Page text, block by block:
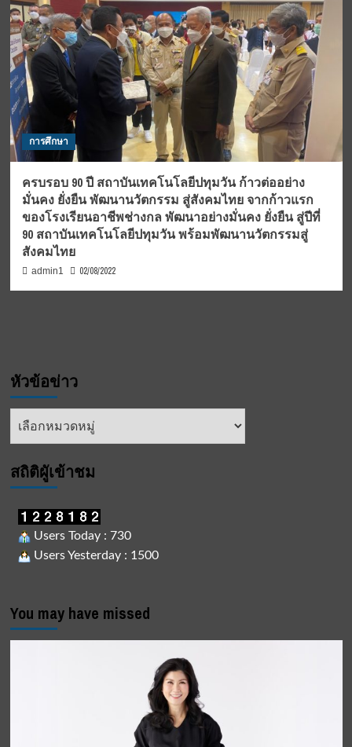
การศึกษา
ครบรอบ 90 ปี สถาบันเทคโนโลยีปทุมวัน ก้าวต่ออย่าง
มั่นคง ยั่งยืน พัฒนานวัตกรรม สู่สังคมไทย จากก้าวแรก
ของโรงเรียนอาชีพช่างกล พัฒนาอย่างมั่นคง ยั่งยืน สู่ปีที่
90 สถาบันเทคโนโลยีปทุมวัน พร้อมพัฒนานวัตกรรมสู่
สังคมไทย
admin1 02/08/2022
หัวข้อข่าว
หัวข้อ
สถิติผูัเข้าชม
Users Today : 730
Users Yesterday : 1500
You may have missed